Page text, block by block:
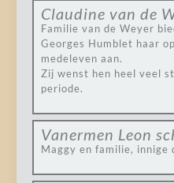
Claudine van de
Familie van de Weyer
Georges Humblet haar
medeleven aan.
Zij wenst hen heel veel
periode.
Vanermen Leon
Maggy en familie, innige